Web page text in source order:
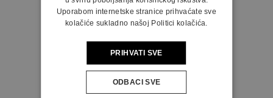
Uporabom internetske stranice prihvaćate sve
kolačiće sukladno našoj Politici kolačića.
PRIHVATI SVE
ODBACI SVE